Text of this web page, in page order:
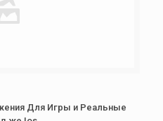
Для Игры и Реальные